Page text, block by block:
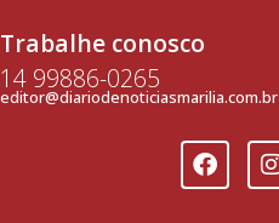
Trabalhe conosco
14 99886-0265
editor@diariodenoticiasmarilia.com.br